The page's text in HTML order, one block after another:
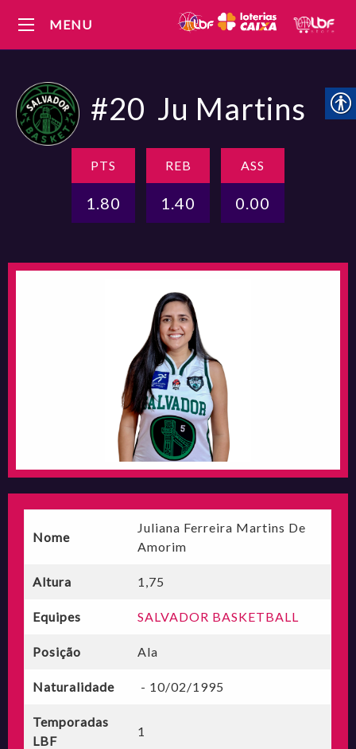
MENU
#20 Ju Martins
PTS
1.80
REB
1.40
ASS
0.00
Nome
Juliana Ferreira Martins De
Amorim
Altura 1,75
Equipes SALVADOR BASKETBALL
Posição Ala
Naturalidade - 10/02/1995
Temporadas
LBF
1